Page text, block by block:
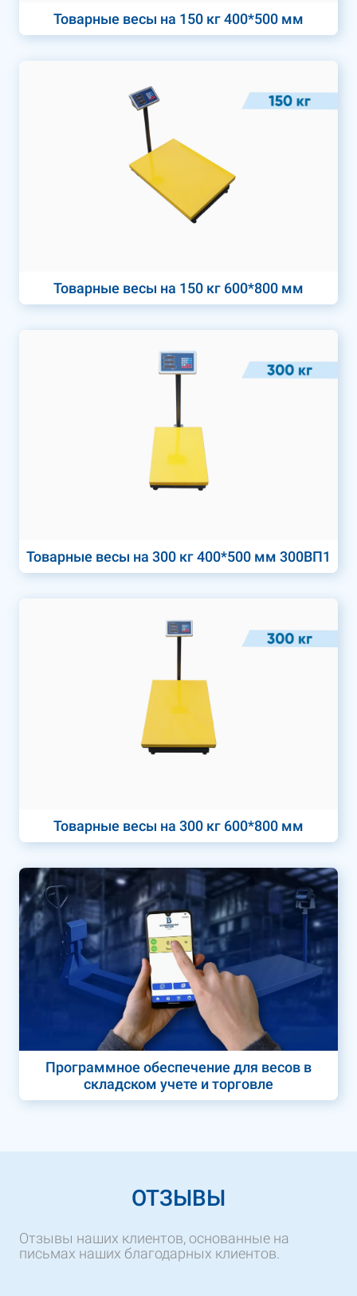
Товарные весы на 150 кг 400*500 мм
Товарные весы на 150 кг 600*800 мм
Товарные весы на 300 кг 400*500 мм 300ВП1
Товарные весы на 300 кг 600*800 мм
Программное обеспечение для весов в
складском учете и торговле
ОТЗЫВЫ
Отзывы наших клиентов, основанные на
письмах наших благодарных клиентов.